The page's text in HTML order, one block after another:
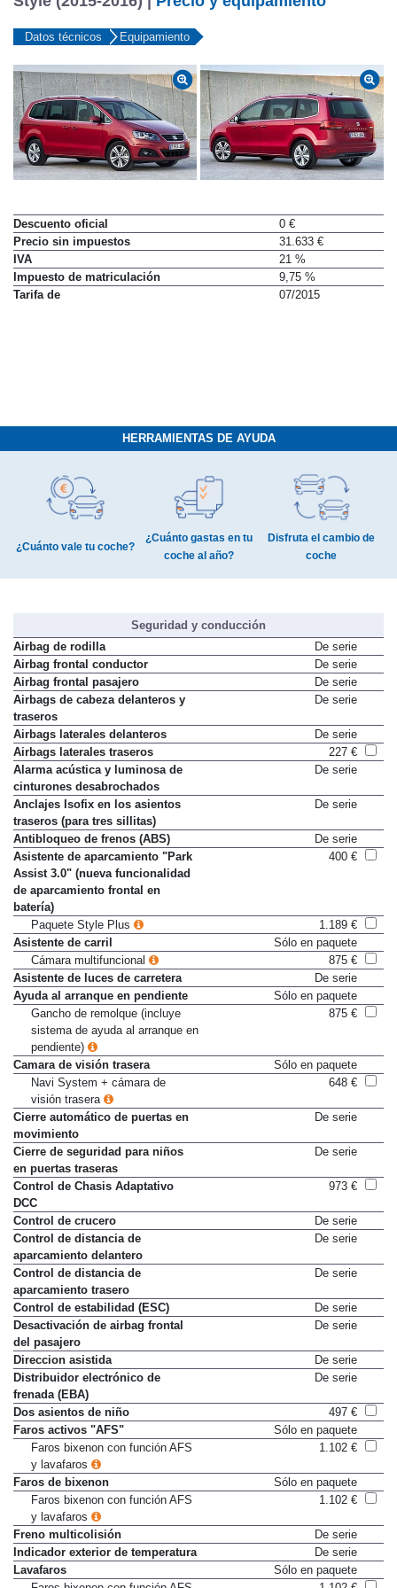
Datos técnicos Equipamiento
Descuento oficial
0 €
Precio sin impuestos
31.633 €
IVA
21 %
Impuesto de matriculación
9,75 %
Tarifa de
07/2015
HERRAMIENTAS DE AYUDA
¿Cuánto vale tu coche?
¿Cuánto gastas en tu
coche al año?
Disfruta el cambio de
coche
Seguridad y conducción
Airbag de rodilla
De serie
Airbag frontal conductor
De serie
Airbag frontal pasajero
De serie
Airbags de cabeza delanteros y
traseros
De serie
Airbags laterales delanteros
De serie
Airbags laterales traseros
227 €
Alarma acústica y luminosa de
cinturones desabrochados
De serie
Anclajes Isofix en los asientos
traseros (para tres sillitas)
De serie
Antibloqueo de frenos (ABS)
De serie
Asistente de aparcamiento "Park
Assist 3.0" (nueva funcionalidad
de aparcamiento frontal en
batería)
400 €
Paquete Style Plus
1.189 €
Asistente de carril
Sólo en paquete
Cámara multifuncional
875 €
Asistente de luces de carretera
De serie
Ayuda al arranque en pendiente
Sólo en paquete
Gancho de remolque (incluye
sistema de ayuda al arranque en
pendiente)
875 €
Camara de visión trasera
Sólo en paquete
Navi System + cámara de
visión trasera
648 €
Cierre automático de puertas en
movimiento
De serie
Cierre de seguridad para niños
en puertas traseras
De serie
Control de Chasis Adaptativo
DCC
973 €
Control de crucero
De serie
Control de distancia de
aparcamiento delantero
De serie
Control de distancia de
aparcamiento trasero
De serie
Control de estabilidad (ESC)
De serie
Desactivación de airbag frontal
del pasajero
De serie
Direccion asistida
De serie
Distribuidor electrónico de
frenada (EBA)
De serie
Dos asientos de niño
497 €
Faros activos "AFS"
Sólo en paquete
Faros bixenon con función AFS
y lavafaros
1.102 €
Faros de bixenon
Sólo en paquete
Faros bixenon con función AFS
y lavafaros
1.102 €
Freno multicolisión
De serie
Indicador exterior de temperatura
De serie
Lavafaros
Sólo en paquete